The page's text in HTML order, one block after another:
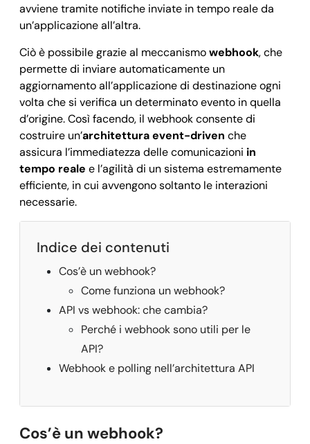
avviene tramite notifiche inviate in tempo reale da
un’applicazione all’altra.
Ciò è possibile grazie al meccanismowebhook, che
permette di inviare automaticamente un
aggiornamento all’applicazione di destinazione ogni
volta che si verifica un determinato evento in quella
d’origine. Così facendo, il webhook consente di
costruire un’architettura event-driven che
assicura l’immediatezza delle comunicazioni in
tempo reale e l’agilità di un sistema estremamente
efficiente, in cui avvengono soltanto le interazioni
necessarie.
Indice dei contenuti
Cos’è un webhook?
Come funziona un webhook?
API vs webhook: che cambia?
Perché i webhook sono utili per le
API?
Webhook e polling nell’architettura API
Cos’è un webhook?